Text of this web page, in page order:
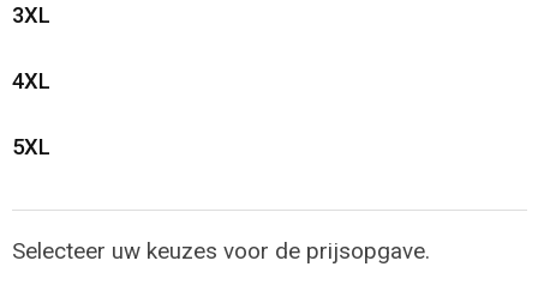
3XL
4XL
5XL
Selecteer uw keuzes voor de prijsopgave.